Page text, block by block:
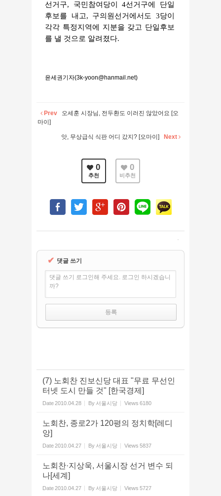
선거구, 국민참여당이 4선거구에 단일
후보를 내고, 구의원선거에서도 3당이
각각 특정지역에 지분을 갖고 단일후보
를 낼 것으로 알려졌다.
윤세권기자(3k-yoon@hanmail.net)
Prev
오세훈 시장님, 전두환도 이러진 않았어요 [오
마이]
앗, 무상급식 식판 어디 갔지? [오마이] Next
0
추천
0
비추천
✔ 댓글 쓰기
댓글 쓰기 로그인해 주세요. 로그인 하시겠습니
까?
(7) 노회찬 진보신당 대표 "무료 무선인
터넷 도시 만들 것" [한국경제]
Date2010.04.28 By 서울시당 Views 6180
노회찬, 종로2가 120평의 정치학[레디
앙]
Date2010.04.27 By 서울시당 Views 5837
노회찬·지상욱, 서울시장 선거 변수 되
나[세계]
Date2010.04.27 By 서울시당 Views 5727